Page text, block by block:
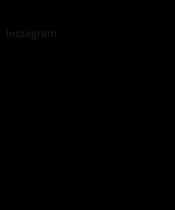
Instagram